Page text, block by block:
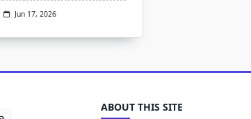
Jun 17, 2026
ABOUT THIS SITE